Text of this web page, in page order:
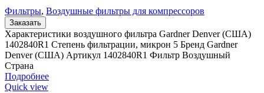
Фильтры, Воздушные фильтры для компрессоров
Заказать
Характеристики воздушного фильтра Gardner Denver (США)
1402840R1 Степень фильтрации, микрон 5 Бренд Gardner
Denver (США) Артикул 1402840R1 Фильтр Воздушный
Страна
Подробнее
Quick view